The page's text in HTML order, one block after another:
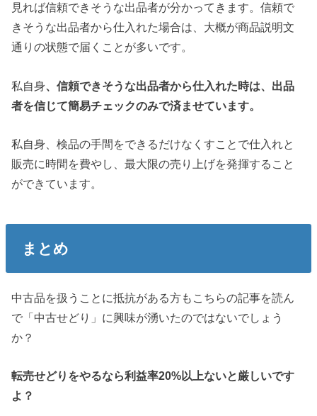
見れば信頼できそうな出品者が分かってきます。信頼で
きそうな出品者から仕入れた場合は、大概が商品説明文
通りの状態で届くことが多いです。
私自身、信頼できそうな出品者から仕入れた時は、出品
者を信じて簡易チェックのみで済ませています。
私自身、検品の手間をできるだけなくすことで仕入れと
販売に時間を費やし、最大限の売り上げを発揮すること
ができています。
まとめ
中古品を扱うことに抵抗がある方もこちらの記事を読ん
で「中古せどり」に興味が湧いたのではないでしょう
か？
転売せどりをやるなら利益率20%以上ないと厳しいです
よ？